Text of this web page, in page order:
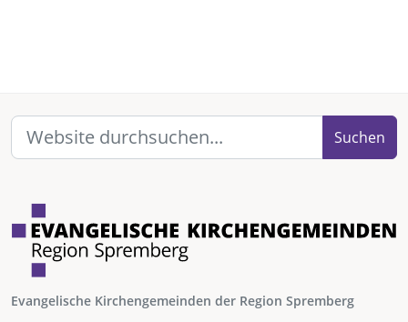
Suchen
Evangelische Kirchengemeinden der Region Spremberg